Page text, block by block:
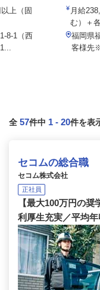
上（固
8-1（西
月給
む）＋
福岡県
客様先
全 57件中 1 - 20件を表
セコムの総合職
セコム株式会社
正社員
【最大100万円の
利厚生充実／平均